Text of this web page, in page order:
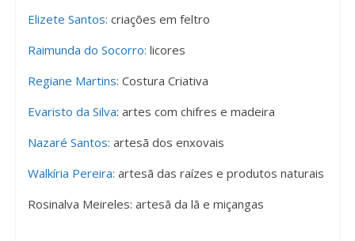
Elizete Santos: criações em feltro
Raimunda do Socorro: licores
Regiane Martins: Costura Criativa
Evaristo da Silva: artes com chifres e madeira
Nazaré Santos: artesã dos enxovais
Walkíria Pereira: artesã das raízes e produtos naturais
Rosinalva Meireles: artesã da lã e miçangas